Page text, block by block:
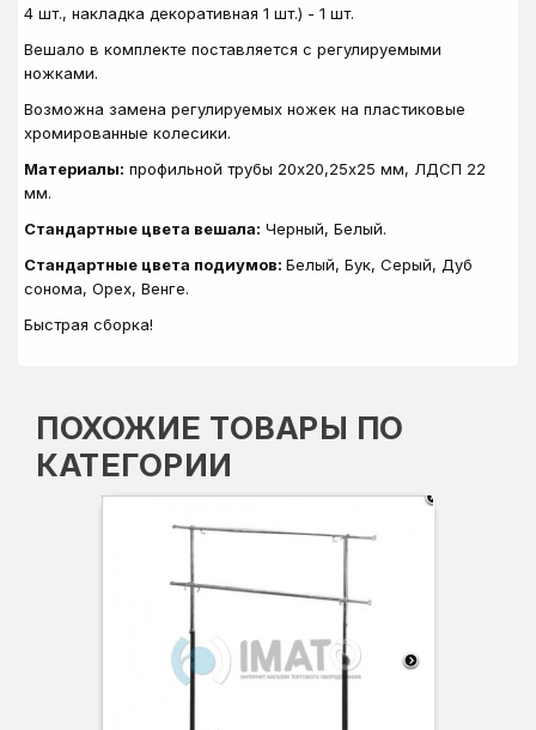
4 шт., накладка декоративная 1 шт.) - 1 шт.
Вешало в комплекте поставляется с регулируемыми
ножками.
Возможна замена регулируемых ножек на пластиковые
хромированные колесики.
Материалы: профильной трубы 20х20,25х25 мм, ЛДСП 22
мм.
Стандартные цвета вешала: Черный, Белый.
Стандартные цвета подиумов: Белый, Бук, Серый, Дуб
сонома, Орех, Венге.
Быстрая сборка!
ПОХОЖИЕ ТОВАРЫ ПО
КАТЕГОРИИ